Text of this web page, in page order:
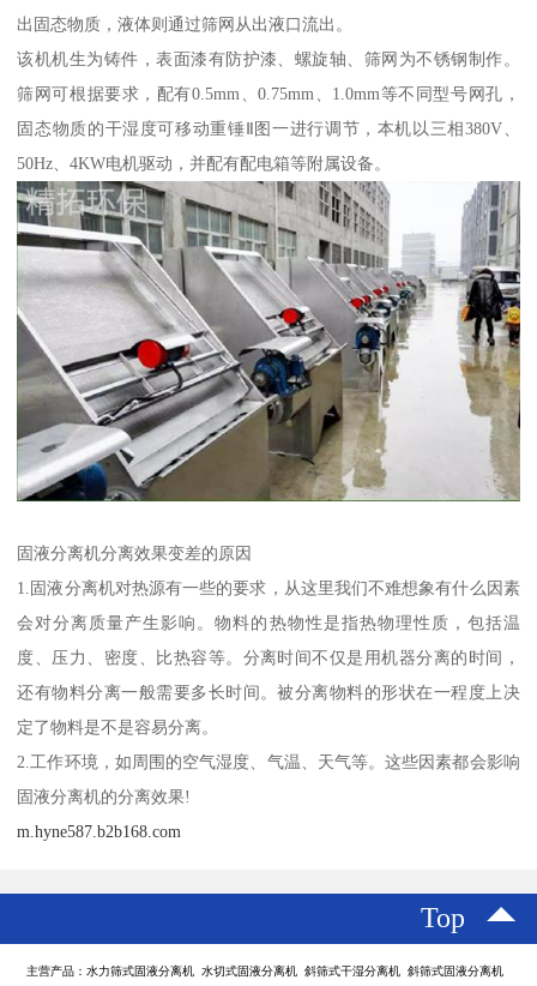
出固态物质，液体则通过筛网从出液口流出。
该机机生为铸件，表面漆有防护漆、螺旋轴、筛网为不锈钢制作。
筛网可根据要求，配有0.5mm、0.75mm、1.0mm等不同型号网孔，
固态物质的干湿度可移动重锤Ⅱ图一进行调节，本机以三相380V、
50Hz、4KW电机驱动，并配有配电箱等附属设备。
固液分离机分离效果变差的原因
1.固液分离机对热源有一些的要求，从这里我们不难想象有什么因素
会对分离质量产生影响。物料的热物性是指热物理性质，包括温
度、压力、密度、比热容等。分离时间不仅是用机器分离的时间，
还有物料分离一般需要多长时间。被分离物料的形状在一程度上决
定了物料是不是容易分离。
2.工作环境，如周围的空气湿度、气温、天气等。这些因素都会影响
固液分离机的分离效果!
m.hyne587.b2b168.com
Top
主营产品：水力筛式固液分离机 水切式固液分离机 斜筛式干湿分离机 斜筛式固液分离机